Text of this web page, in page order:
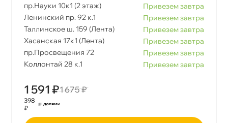
пр.Науки 10к1 (2 этаж)
Привезем завтра
Ленинский пр. 92 к.1
Привезем завтра
Таллинское ш. 159 (Лента)
Привезем завтра
Хасанская 17к1 (Лента)
Привезем завтра
пр.Просвещения 72
Привезем завтра
Коллонтай 28 к.1
Привезем завтра
1 591 ₽1 675 ₽
398
₽